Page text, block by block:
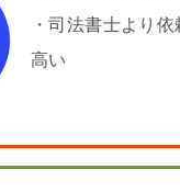
・司法書士より
高い